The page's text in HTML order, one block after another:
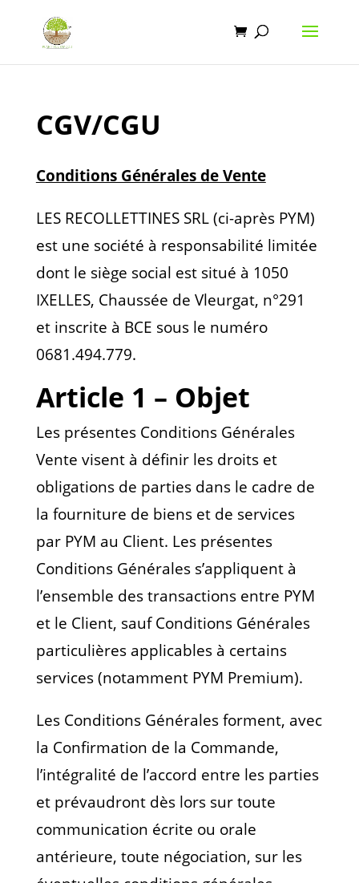
CGV/CGU
Conditions Générales de Vente
LES RECOLLETTINES SRL (ci-après PYM)
est une société à responsabilité limitée
dont le siège social est situé à 1050
IXELLES, Chaussée de Vleurgat, n°291
et inscrite à BCE sous le numéro
0681.494.779.
Article 1 – Objet
Les présentes Conditions Générales
Vente visent à définir les droits et
obligations de parties dans le cadre de
la fourniture de biens et de services
par PYM au Client. Les présentes
Conditions Générales s’appliquent à
l’ensemble des transactions entre PYM
et le Client, sauf Conditions Générales
particulières applicables à certains
services (notamment PYM Premium).
Les Conditions Générales forment, avec
la Confirmation de la Commande,
l’intégralité de l’accord entre les parties
et prévaudront dès lors sur toute
communication écrite ou orale
antérieure, toute négociation, sur les